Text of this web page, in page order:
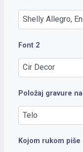
Font 2
Položaj gravure
Kojom rukom